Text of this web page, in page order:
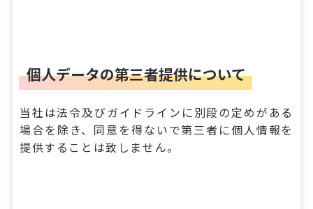
個人データの第三者提供について
当社は法令及びガイドラインに別段の定めがある
場合を除き、同意を得ないで第三者に個人情報を
提供することは致しません。